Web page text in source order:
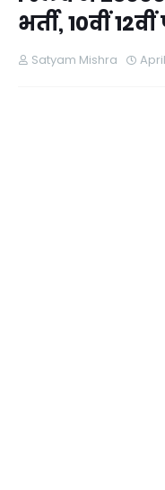
भर्ती, 10वीं
Satyam Mishra